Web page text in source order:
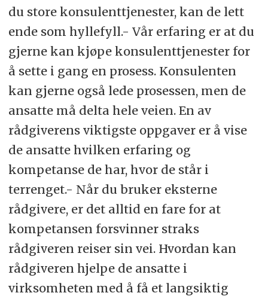
du store konsulenttjenester, kan de lett
ende som hyllefyll.- Vår erfaring er at du
gjerne kan kjøpe konsulenttjenester for
å sette i gang en prosess. Konsulenten
kan gjerne også lede prosessen, men de
ansatte må delta hele veien. En av
rådgiverens viktigste oppgaver er å vise
de ansatte hvilken erfaring og
kompetanse de har, hvor de står i
terrenget.- Når du bruker eksterne
rådgivere, er det alltid en fare for at
kompetansen forsvinner straks
rådgiveren reiser sin vei. Hvordan kan
rådgiveren hjelpe de ansatte i
virksomheten med å få et langsiktig